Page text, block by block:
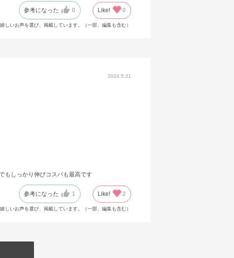
参考になった 0 Like! 0
しいお声を選び、掲載しています。（一部、編集も含む）
2024.5.21
もしっかり伸びコスパも最高です
参考になった 1 Like! 2
しいお声を選び、掲載しています。（一部、編集も含む）